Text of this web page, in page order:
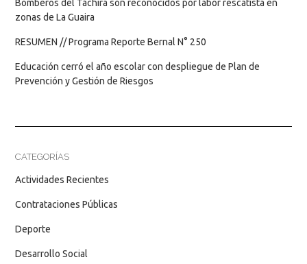
Bomberos del Táchira son reconocidos por labor rescatista en
zonas de La Guaira
RESUMEN // Programa Reporte Bernal N° 250
Educación cerró el año escolar con despliegue de Plan de
Prevención y Gestión de Riesgos
CATEGORÍAS
Actividades Recientes
Contrataciones Públicas
Deporte
Desarrollo Social